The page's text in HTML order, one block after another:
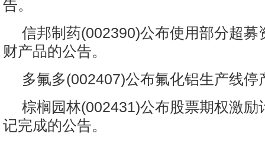
告。
信邦制药(002390)公布使用部分超募
财产品的公告。
多氟多(002407)公布氟化铝生产线停
棕榈园林(002431)公布股票期权激励
记完成的公告。